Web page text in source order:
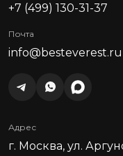
+7 (499) 130-31-37
Почта
info@besteverest.ru
Адрес
г. Москва, ул.